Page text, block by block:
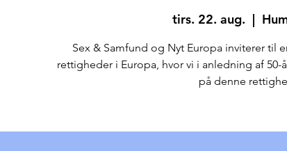
tirs. 22. aug.
  |
Sex & Samfund og Nyt Europa inviterer til
rettigheder i Europa, hvor vi i anledning af
på denne